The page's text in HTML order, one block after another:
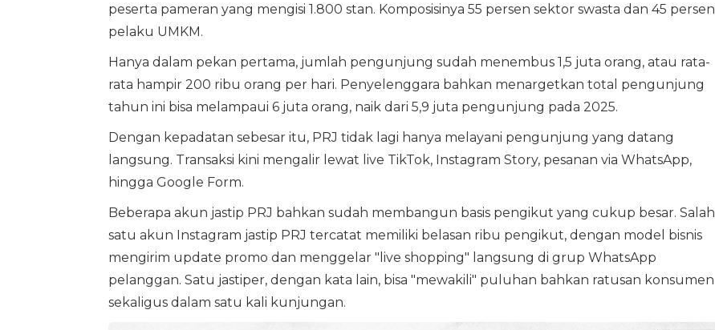
peserta pameran yang mengisi 1.800 stan. Komposisinya 55 persen sektor swasta dan 45 persen
pelaku UMKM.
Hanya dalam pekan pertama, jumlah pengunjung sudah menembus 1,5 juta orang, atau rata-
rata hampir 200 ribu orang per hari. Penyelenggara bahkan menargetkan total pengunjung
tahun ini bisa melampaui 6 juta orang, naik dari 5,9 juta pengunjung pada 2025.
Dengan kepadatan sebesar itu, PRJ tidak lagi hanya melayani pengunjung yang datang
langsung. Transaksi kini mengalir lewat live TikTok, Instagram Story, pesanan via WhatsApp,
hingga Google Form.
Beberapa akun jastip PRJ bahkan sudah membangun basis pengikut yang cukup besar. Salah
satu akun Instagram jastip PRJ tercatat memiliki belasan ribu pengikut, dengan model bisnis
mengirim update promo dan menggelar "live shopping" langsung di grup WhatsApp
pelanggan. Satu jastiper, dengan kata lain, bisa "mewakili" puluhan bahkan ratusan konsumen
sekaligus dalam satu kali kunjungan.